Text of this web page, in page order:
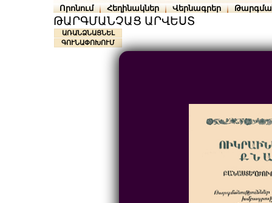
Որոնում Հեղինակներ Վերնագրեր
ԹԱՐԳՄԱՆՉԱՑ ԱՐՎԵՍՏ
ԱՌԱՆՁՆԱՑՆԵԼ
ԳՈՒՆԱՓՈԽՈՒՄ